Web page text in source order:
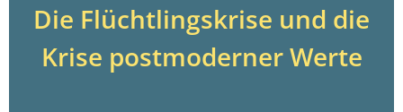
Die Flüchtlingskrise und die
Krise postmoderner Werte